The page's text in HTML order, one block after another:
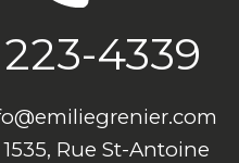
4339
1535, Rue St-Antoine